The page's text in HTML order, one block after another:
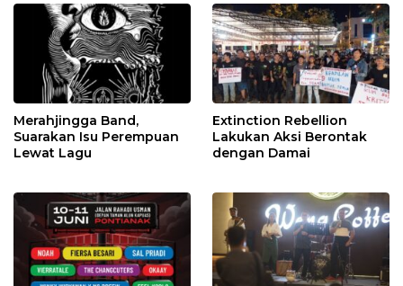
Merahjingga Band,
Suarakan Isu Perempuan
Lewat Lagu
Extinction Rebellion
Lakukan Aksi Berontak
dengan Damai